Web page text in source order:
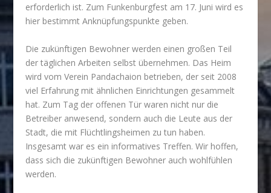
erforderlich ist. Zum Funkenburgfest am 17. Juni wird es
hier bestimmt Anknüpfungspunkte geben.
Die zukünftigen Bewohner werden einen großen Teil
der täglichen Arbeiten selbst übernehmen. Das Heim
wird vom Verein Pandachaion betrieben, der seit 2008
viel Erfahrung mit ähnlichen Einrichtungen gesammelt
hat. Zum Tag der offenen Tür waren nicht nur die
Betreiber anwesend, sondern auch die Leute aus der
Stadt, die mit Flüchtlingsheimen zu tun haben.
Insgesamt war es ein informatives Treffen. Wir hoffen,
dass sich die zukünftigen Bewohner auch wohlfühlen
werden.